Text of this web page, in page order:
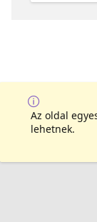
Az oldal
lehetnek.